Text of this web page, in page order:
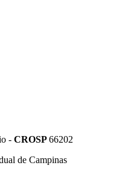
- CROSP66202
de Campinas